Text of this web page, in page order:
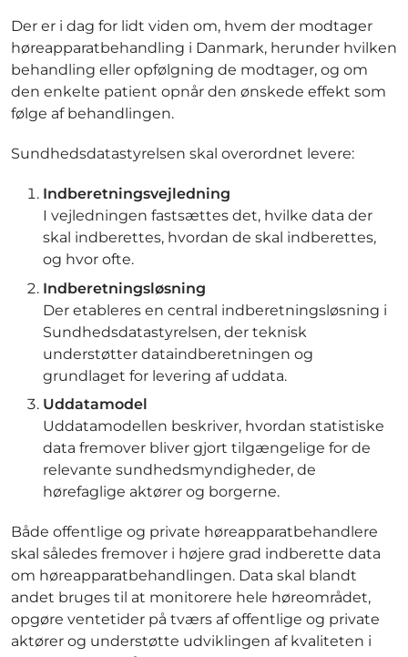
Der er i dag for lidt viden om, hvem der modtager
høreapparatbehandling i Danmark, herunder hvilken
behandling eller opfølgning de modtager, og om
den enkelte patient opnår den ønskede effekt som
følge af behandlingen.
Sundhedsdatastyrelsen skal overordnet levere:
Indberetningsvejledning
I vejledningen fastsættes det, hvilke data der
skal indberettes, hvordan de skal indberettes,
og hvor ofte.
Indberetningsløsning
Der etableres en central indberetningsløsning i
Sundhedsdatastyrelsen, der teknisk
understøtter dataindberetningen og
grundlaget for levering af uddata.
Uddatamodel
Uddatamodellen beskriver, hvordan statistiske
data fremover bliver gjort tilgængelige for de
relevante sundhedsmyndigheder, de
hørefaglige aktører og borgerne.
Både offentlige og private høreapparatbehandlere
skal således fremover i højere grad indberette data
om høreapparatbehandlingen. Data skal blandt
andet bruges til at monitorere hele høreområdet,
opgøre ventetider på tværs af offentlige og private
aktører og understøtte udviklingen af kvaliteten i